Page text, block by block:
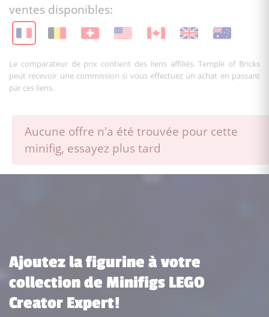
ventes disponibles:
Le comparateur de prix contient des liens affiliés. Temple of Bricks
peut recevoir une commission si vous effectuez un achat en passant
par ces liens.
Aucune offre n'a été trouvée pour cette
minifig, essayez plus tard
Ajoutez la figurine à votre
collection de Minifigs LEGO
Creator Expert!